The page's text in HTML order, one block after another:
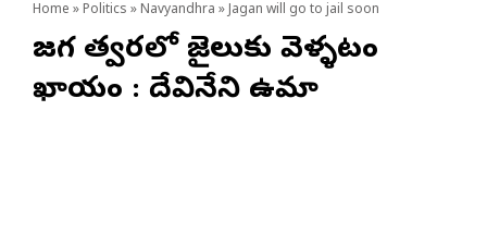
Home » Politics » Navyandhra » Jagan will go to jail soon
జగన్ త్వరలో జైలుకు వెళ్ళటం
ఖాయం : దేవినేని ఉమా